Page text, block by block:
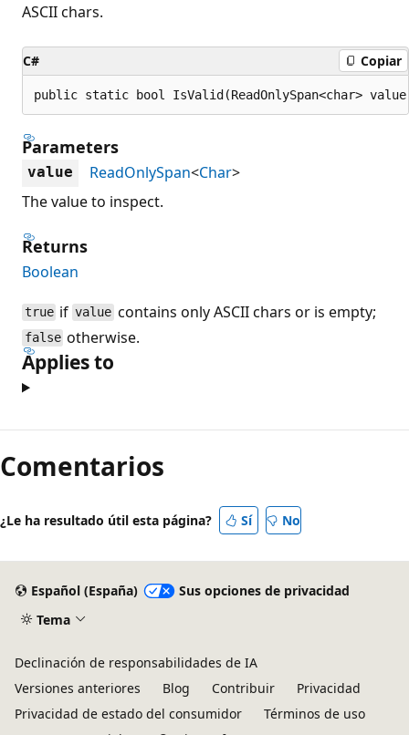
ASCII chars.
C# Copiar
public static bool IsValid(ReadOnlySpan<char>
Parameters
value ReadOnlySpan<Char>
The value to inspect.
Returns
Boolean
true ifvaluecontains only ASCII chars or is empty;
false otherwise.
Applies to
Modo
de
lectura
Comentarios
¿Le ha resultado útil esta página? Sí No
Español (España)
Sus opciones de privacidad
Tema
Declinación de responsabilidades de IA
Versiones anteriores
Blog Contribuir
Privacidad
Privacidad de estado del consumidor
Términos de uso